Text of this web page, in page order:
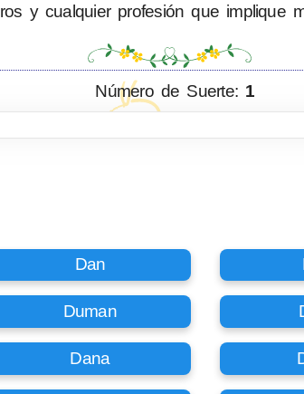
y cualquier profesión que implique
Número de Suerte: 1
Dan
Duman
Dana